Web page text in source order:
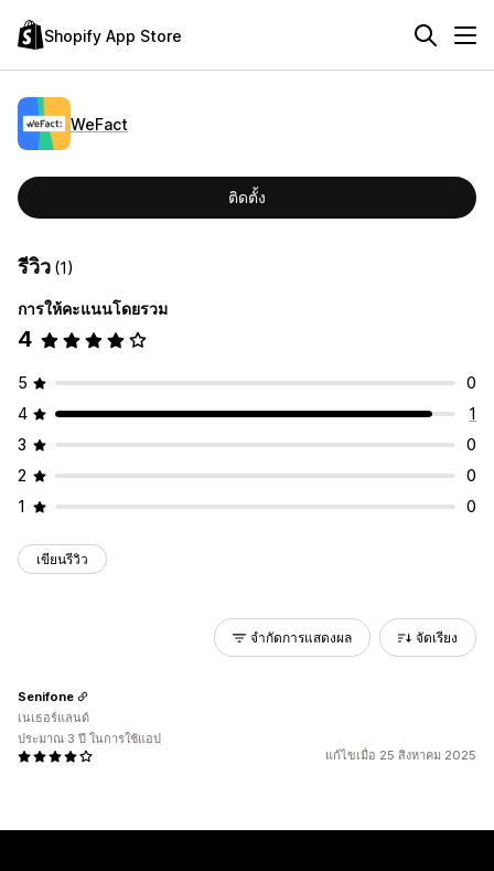
Shopify App Store
WeFact
ติดตั้ง
รีวิว (1)
การให้คะแนนโดยรวม
4
5
0
4
1
3
0
2
0
1
0
เขียนรีวิว
จำกัดการแสดงผล จัดเรียง
แก้ไขเมื่อ 25 สิงหาคม 2025
Senifone
เนเธอร์แลนด์
ประมาณ 3 ปี ในการใช้แอป